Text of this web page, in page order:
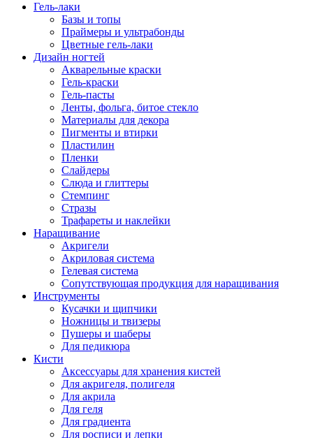
Гель-лаки
Базы и топы
Праймеры и ультрабонды
Цветные гель-лаки
Дизайн ногтей
Акварельные краски
Гель-краски
Гель-пасты
Ленты, фольга, битое стекло
Материалы для декора
Пигменты и втирки
Пластилин
Пленки
Слайдеры
Слюда и глиттеры
Стемпинг
Стразы
Трафареты и наклейки
Наращивание
Акригели
Акриловая система
Гелевая система
Сопутствующая продукция для наращивания
Инструменты
Кусачки и щипчики
Ножницы и твизеры
Пушеры и шаберы
Для педикюра
Кисти
Аксессуары для хранения кистей
Для акригеля, полигеля
Для акрила
Для геля
Для градиента
Для росписи и лепки